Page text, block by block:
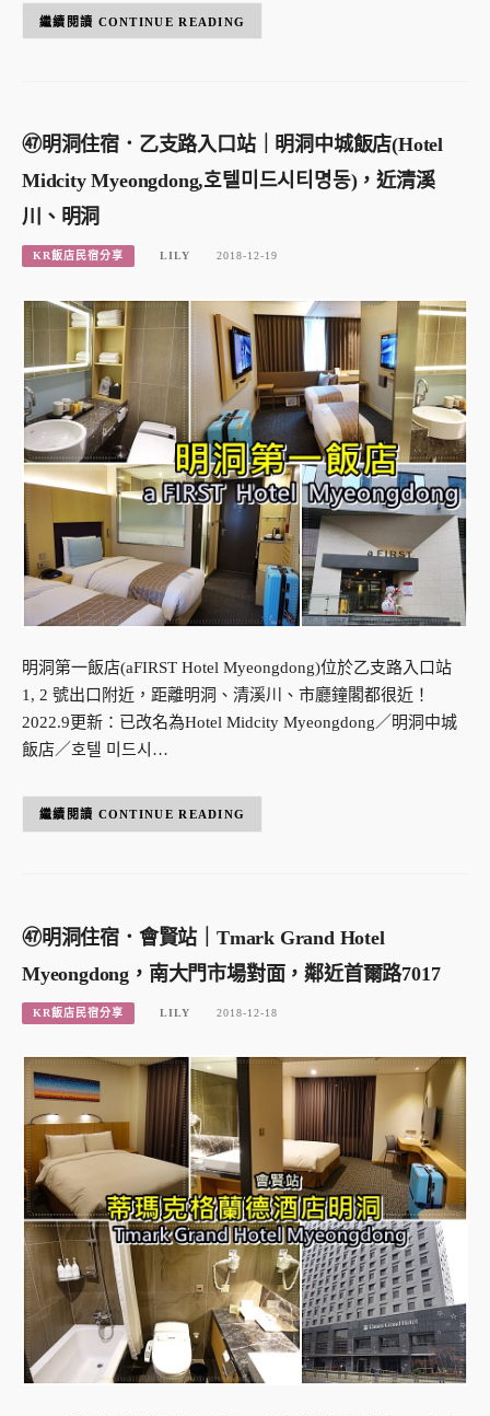
CONTINUE READING
㊼明洞住宿．乙支路入口站｜明洞中城飯店(Hotel
Midcity Myeongdong,호텔미드시티명동)，近清溪
川、明洞
KR飯店民宿分享 LILY 2018-12-19
明洞第一飯店(aFIRST Hotel Myeongdong)位於乙支路入口站
1, 2 號出口附近，距離明洞、清溪川、市廳鐘閣都很近！
2022.9更新：已改名為Hotel Midcity Myeongdong／明洞中城
飯店／호텔 미드시…
CONTINUE READING
㊼明洞住宿．會賢站｜Tmark Grand Hotel
Myeongdong，南大門市場對面，鄰近首爾路7017
KR飯店民宿分享 LILY 2018-12-18